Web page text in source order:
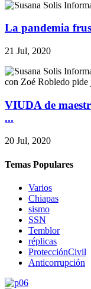
La pandemia
21 Jul, 2020
VIUDA de
...
20 Jul, 2020
Temas Populares
Varios
Chiapas
sismo
SSN
Temblor
réplicas
ProtecciónCivil
Anticorrupción